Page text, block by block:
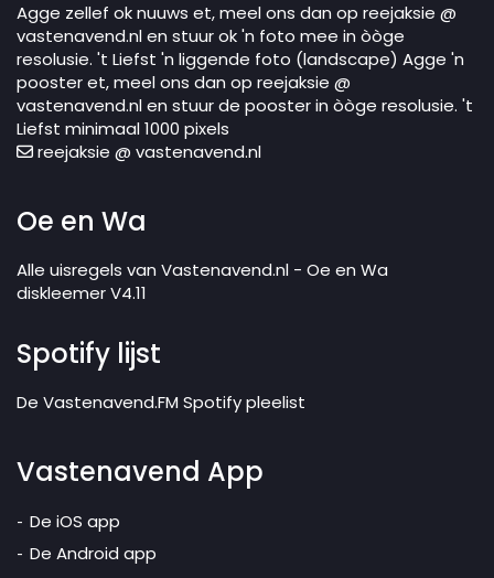
Agge zellef ok nuuws et, meel ons dan op reejaksie @
vastenavend.nl en stuur ok 'n foto mee in òòge
resolusie. 't Liefst 'n liggende foto (landscape) Agge 'n
pooster et, meel ons dan op reejaksie @
vastenavend.nl en stuur de pooster in òòge resolusie. 't
Liefst minimaal 1000 pixels
reejaksie @ vastenavend.nl
Oe en Wa
Alle uisregels van Vastenavend.nl - Oe en Wa
diskleemer V4.11
Spotify lijst
De Vastenavend.FM Spotify pleelist
Vastenavend App
De iOS app
De Android app